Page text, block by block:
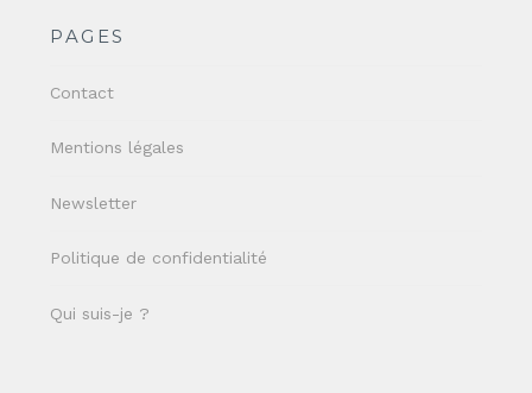
PAGES
Contact
Mentions légales
Newsletter
Politique de confidentialité
Qui suis-je ?